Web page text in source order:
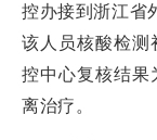
控办接到浙江省
该人员核酸检测
控中心复核结果
离治疗。